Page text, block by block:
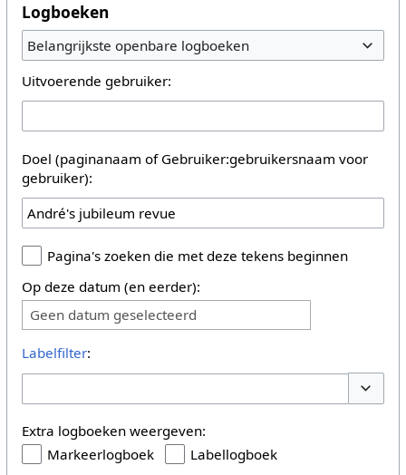
Logboeken
Belangrijkste openbare logboeken
Uitvoerende gebruiker:
Doel (paginanaam of Gebruiker:gebruikersnaam voor
gebruiker):
Pagina's zoeken die met deze tekens beginnen
Op deze datum (en eerder):
Geen datum geselecteerd
Labelfilter:
Extra logboeken weergeven:
Markeerlogboek
Labellogboek